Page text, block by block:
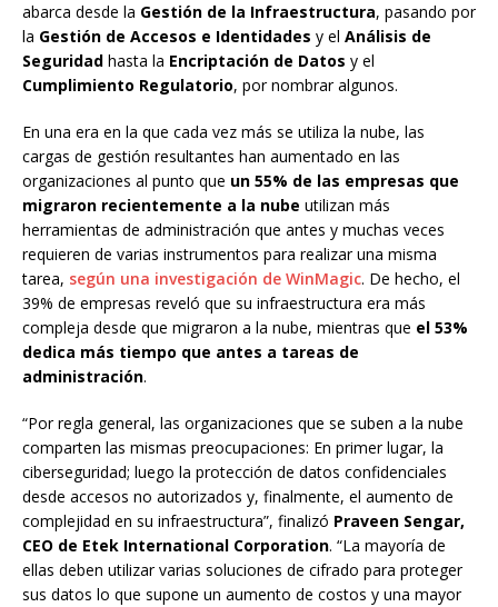
abarca desde la Gestión de la Infraestructura, pasando por
la Gestión de Accesos e Identidades y el Análisis de
Seguridad hasta la Encriptación de Datos y el
Cumplimiento Regulatorio, por nombrar algunos.
En una era en la que cada vez más se utiliza la nube, las
cargas de gestión resultantes han aumentado en las
organizaciones al punto que un 55% de las empresas que
migraron recientemente a la nube utilizan más
herramientas de administración que antes y muchas veces
requieren de varias instrumentos para realizar una misma
tarea, según una investigación de WinMagic. De hecho, el
39% de empresas reveló que su infraestructura era más
compleja desde que migraron a la nube, mientras que el 53%
dedica más tiempo que antes a tareas de
administración.
“Por regla general, las organizaciones que se suben a la nube
comparten las mismas preocupaciones: En primer lugar, la
ciberseguridad; luego la protección de datos confidenciales
desde accesos no autorizados y, finalmente, el aumento de
complejidad en su infraestructura”, finalizó Praveen Sengar,
CEO de Etek International Corporation. “La mayoría de
ellas deben utilizar varias soluciones de cifrado para proteger
sus datos lo que supone un aumento de costos y una mayor